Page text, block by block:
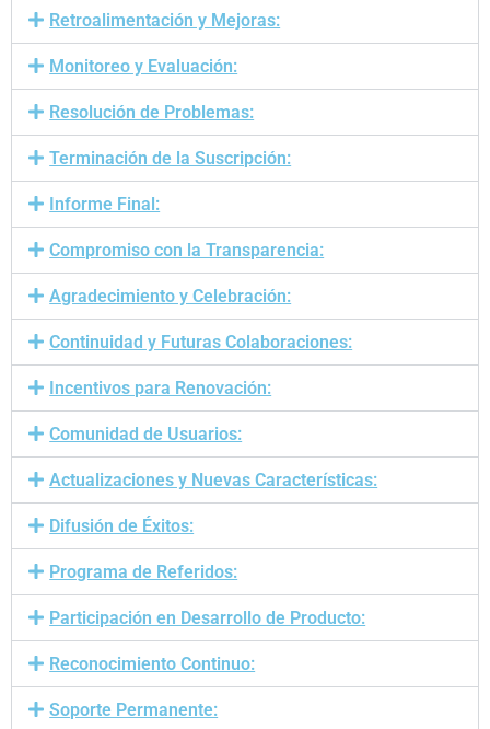
Retroalimentación y Mejoras:
Monitoreo y Evaluación:
Resolución de Problemas:
Terminación de la Suscripción:
Informe Final:
Compromiso con la Transparencia:
Agradecimiento y Celebración:
Continuidad y Futuras Colaboraciones:
Incentivos para Renovación:
Comunidad de Usuarios:
Actualizaciones y Nuevas Características:
Difusión de Éxitos:
Programa de Referidos:
Participación en Desarrollo de Producto:
Reconocimiento Continuo:
Soporte Permanente: